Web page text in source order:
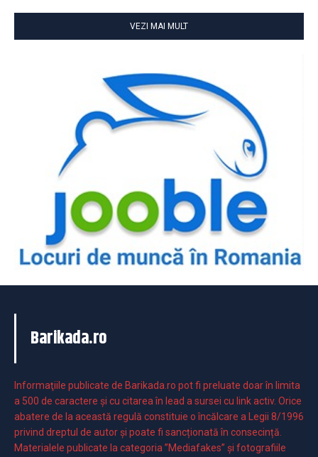
VEZI MAI MULT
Barikada.ro
Informaţiile publicate de Barikada.ro pot fi preluate doar în limita
a 500 de caractere şi cu citarea în lead a sursei cu link activ. Orice
abatere de la această regulă constituie o încălcare a Legii 8/1996
privind dreptul de autor și poate fi sancționată în consecință.
Materialele publicate la categoria ”Mediafakes” și fotografiile